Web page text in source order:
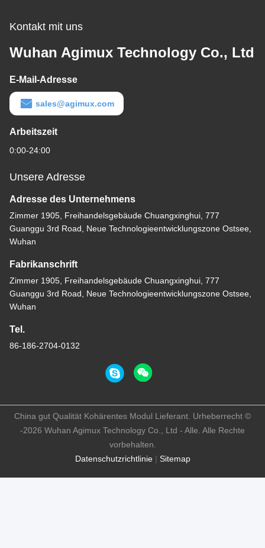
Kontakt mit uns
Wuhan Agimux Technology Co., Ltd
E-Mail-Adresse
sales@agimux.com
Arbeitszeit
0:00-24:00
Unsere Adresse
Adresse des Unternehmens
Zimmer 1905, Freihandelsgebäude Chuangxinghui, 777
Guanggu 3rd Road, Neue Technologieentwicklungszone Ostsee,
Wuhan
Fabrikanschrift
Zimmer 1905, Freihandelsgebäude Chuangxinghui, 777
Guanggu 3rd Road, Neue Technologieentwicklungszone Ostsee,
Wuhan
Tel.
86-186-2704-0132
Datenschutzrichtlinie| Sitemap
China gut Qualität Kohärentes Modul Lieferant. Urheberrecht ©
-2026 Wuhan Agimux Technology Co., Ltd - Alle. Alle Rechte
vorbehalten.